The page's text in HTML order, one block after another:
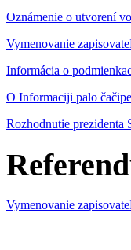
Oznámenie o utvorení
Vymenovanie
Informácia o
O Informaciji palo
Rozhodnutie prezidenta
Vymenovanie